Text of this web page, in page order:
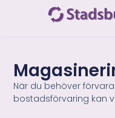
När du behöver
bostadsförvaring kan